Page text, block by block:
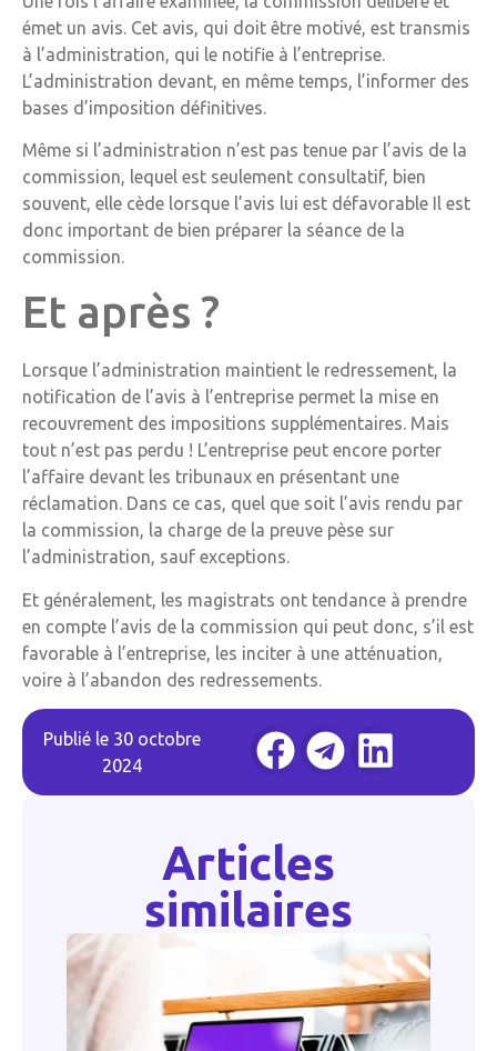
émet un avis. Cet avis, qui doit être motivé, est transmis
à l’administration, qui le notifie à l’entreprise.
L’administration devant, en même temps, l’informer des
bases d’imposition définitives.
Même si l’administration n’est pas tenue par l’avis de la
commission, lequel est seulement consultatif, bien
souvent, elle cède lorsque l’avis lui est défavorable Il est
donc important de bien préparer la séance de la
commission.
Et après ?
Lorsque l’administration maintient le redressement, la
notification de l’avis à l’entreprise permet la mise en
recouvrement des impositions supplémentaires. Mais
tout n’est pas perdu ! L’entreprise peut encore porter
l’affaire devant les tribunaux en présentant une
réclamation. Dans ce cas, quel que soit l’avis rendu par
la commission, la charge de la preuve pèse sur
l’administration, sauf exceptions.
Et généralement, les magistrats ont tendance à prendre
en compte l’avis de la commission qui peut donc, s’il est
favorable à l’entreprise, les inciter à une atténuation,
voire à l’abandon des redressements.
Publié le 30 octobre
2024
Articles
similaires